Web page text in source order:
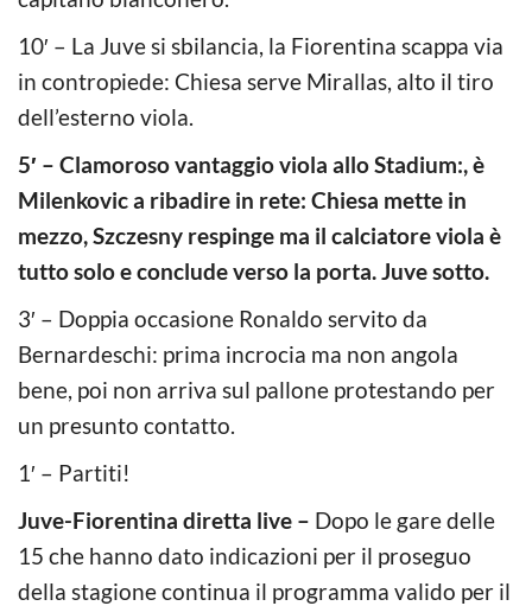
10′ – La Juve si sbilancia, la Fiorentina scappa via
in contropiede: Chiesa serve Mirallas, alto il tiro
dell’esterno viola.
5′ – Clamoroso vantaggio viola allo Stadium:, è
Milenkovic a ribadire in rete: Chiesa mette in
mezzo, Szczesny respinge ma il calciatore viola è
tutto solo e conclude verso la porta. Juve sotto.
3′ – Doppia occasione Ronaldo servito da
Bernardeschi: prima incrocia ma non angola
bene, poi non arriva sul pallone protestando per
un presunto contatto.
1′ – Partiti!
Juve-Fiorentina diretta live – Dopo le gare delle
15 che hanno dato indicazioni per il proseguo
della stagione continua il programma valido per il